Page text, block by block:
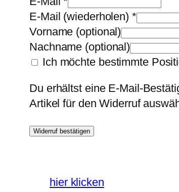
E-Mail (wiederholen) *
Vorname (optional)
Nachname (optional)
Ich möchte bestimmte
Du erhältst eine E-Mail-
Artikel für den Widerruf
Widerruf bestätigen
hier klicken